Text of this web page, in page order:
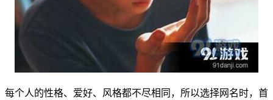
每个人的性格、爱好、风格都不尽相同，所以选择网名时，首